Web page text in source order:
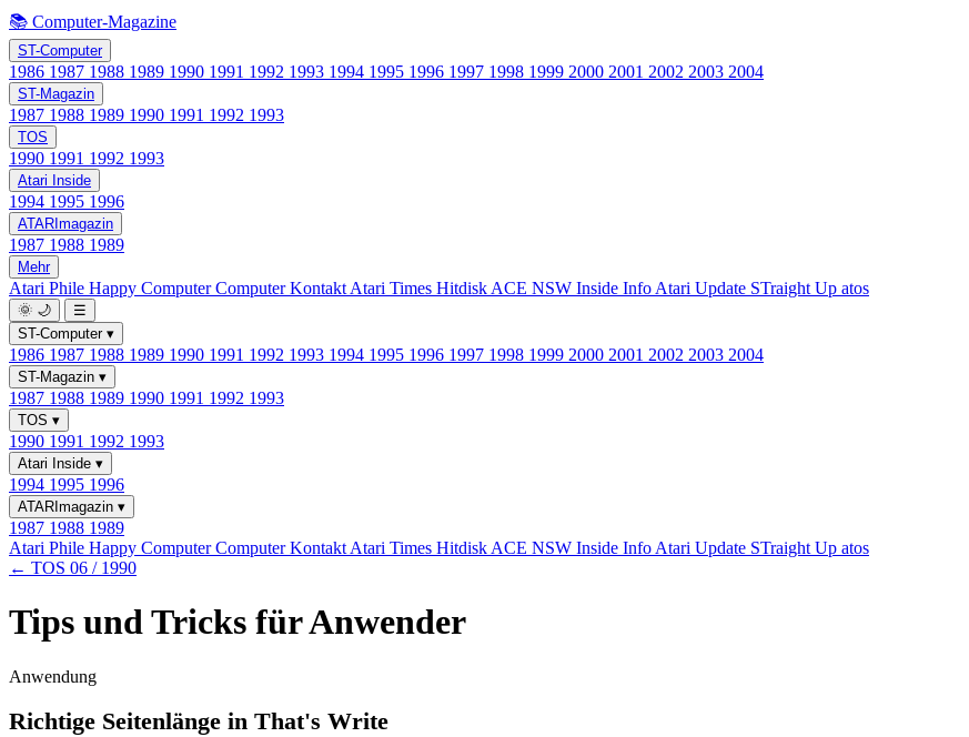
📚 Computer-Magazine
ST-Computer
1986 1987 1988 1989 1990 1991 1992 1993 1994 1995 1996 1997 1998 1999 2000 2001 2002 2003 2004
ST-Magazin
1987 1988 1989 1990 1991 1992 1993
TOS
1990 1991 1992 1993
Atari Inside
1994 1995 1996
ATARImagazin
1987 1988 1989
Mehr
Atari Phile Happy ComputerComputer Kontakt Atari Times Hitdisk ACE NSW Inside Info Atari Update STraight Up atos
🌞 🌙
☰
ST-Computer ▾
1986 1987 1988 1989 1990 1991 1992 1993 1994 1995 1996 1997 1998 1999 2000 2001 2002 2003 2004
ST-Magazin ▾
1987 1988 1989 1990 1991 1992 1993
TOS ▾
1990 1991 1992 1993
Atari Inside ▾
1994 1995 1996
ATARImagazin ▾
1987 1988 1989
Atari Phile Happy ComputerComputer Kontakt Atari Times Hitdisk ACE NSW Inside Info Atari Update STraight Up atos
← TOS 06 / 1990
Tips und Tricks für Anwender
Anwendung
Richtige Seitenlänge in That's Write